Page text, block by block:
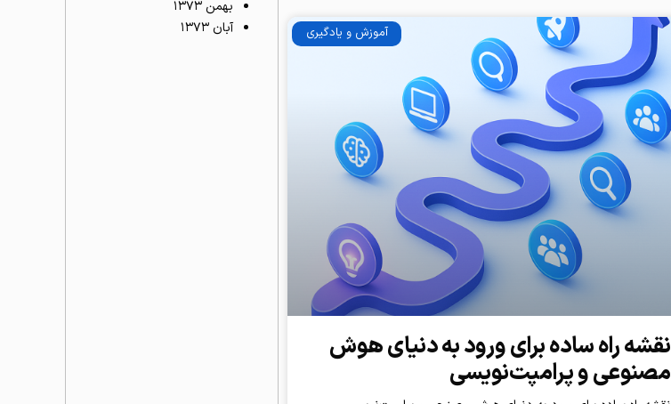
آموزش و یادگیری
نقشه‌ راه ساده برای ورود به دنیای هوش
مصنوعی و پرامپت‌نویسی
بهمن ۱۳۷۳
آبان ۱۳۷۳